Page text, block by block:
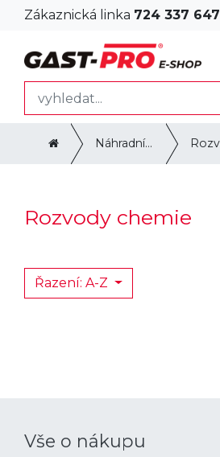
Zákaznická linka 724 337 647
Náhradní díly
Rozvody chemie
Řazení: A-Z
Vše o nákupu